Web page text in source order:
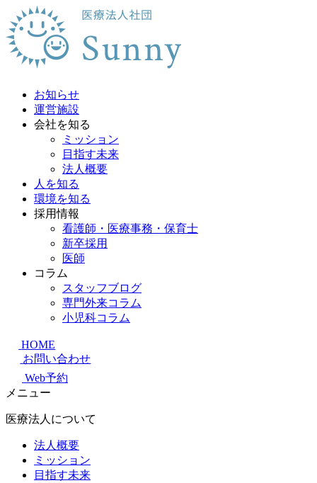
お知らせ
運営施設
会社を知る
ミッション
目指す未来
法人概要
人を知る
環境を知る
採用情報
看護師・医療事務・保育士
新卒採用
医師
コラム
スタッフブログ
専門外来コラム
小児科コラム
HOME
お問い合わせ
Web予約
メニュー
医療法人について
法人概要
ミッション
目指す未来